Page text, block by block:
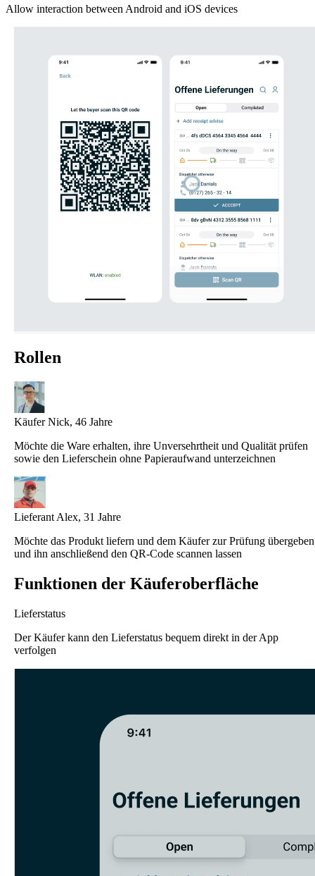
Allow interaction between Android and iOS devices
Rollen
Käufer Nick, 46 Jahre
Möchte die Ware erhalten, ihre Unversehrtheit und Qualität prüfen
sowie den Lieferschein ohne Papieraufwand unterzeichnen
Lieferant Alex, 31 Jahre
Möchte das Produkt liefern und dem Käufer zur Prüfung übergeben
und ihn anschließend den QR-Code scannen lassen
Funktionen der Käuferoberfläche
Lieferstatus
Der Käufer kann den Lieferstatus bequem direkt in der App
verfolgen